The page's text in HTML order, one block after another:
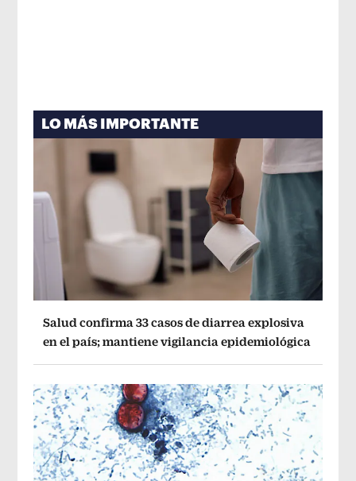
LO MÁS IMPORTANTE
Salud confirma 33 casos de diarrea explosiva
en el país; mantiene vigilancia epidemiológica